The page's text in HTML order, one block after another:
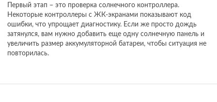
Первый этап – это проверка солнечного контроллера.
Некоторые контроллеры с ЖК-экранами показывают код
ошибки, что упрощает диагностику. Если же просто дождь
затянулся, вам нужно добавить еще одну солнечную панель и
увеличить размер аккумуляторной батареи, чтобы ситуация не
повторилась.